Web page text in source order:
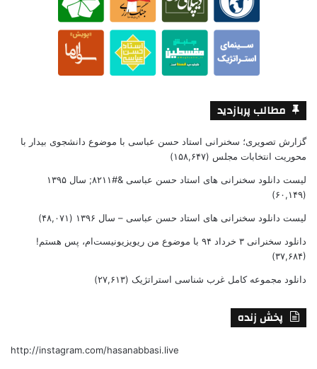
مطالب پربازدید
گزارش تصویری؛ سخنرانی استاد حسن عباسی با موضوع دانشجوی بیدار با
محوریت انتخابات مجلس (۱۵۸,۶۴۷)
لیست دانلود سخنرانی های استاد حسن عباسی &#۸۲۱۱; سال ۱۳۹۵
(۶۰,۱۴۹)
لیست دانلود سخنرانی های استاد حسن عباسی – سال ۱۳۹۶ (۴۸,۰۷۱)
دانلود سخنرانی ۳ خرداد ۹۴ با موضوع من ریویزیونیست‌ام، پس هستم!
(۳۷,۶۸۴)
دانلود مجموعه کامل غرب شناسی استراتژیک (۲۷,۶۱۳)
پخش زنده
http://instagram.com/hasanabbasi.live